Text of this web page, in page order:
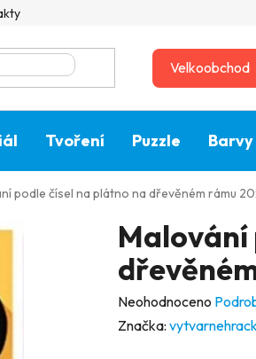
Velkoobchod
Tvoření Puzzle Barvy
podle čísel na plátno na dřevěném rámu
Malování
Průměrné
hodnocení
Neohodnoceno
Značka: